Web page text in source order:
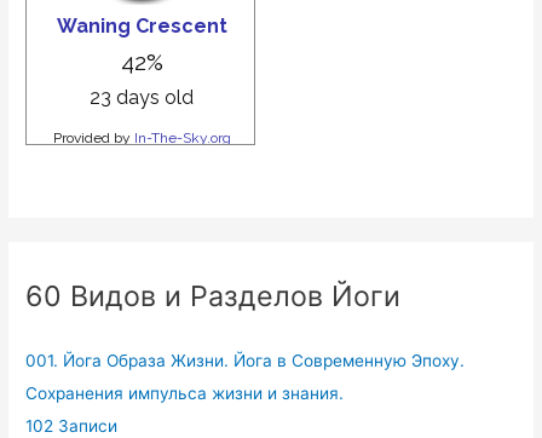
60 Видов и Разделов Йоги
001. Йога Образа Жизни. Йога в Современную Эпоху.
Сохранения импульса жизни и знания.
102 Записи